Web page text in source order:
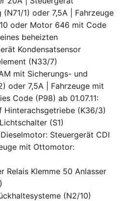
1) oder 7,5A | Fahrzeuge
oder Motor 646 mit Code
beheizten
Kondensatsensor
(N33/7)
mit Sicherungs- und
oder 7,5A | Fahrzeuge mit
Code (P98) ab 01.07.11:
Hinterachsgetriebe (K36/3)
(S1)
Steuergerät CDI
mit Ottomotor:
Relais Klemme 50 Anlasser
(N2/10)